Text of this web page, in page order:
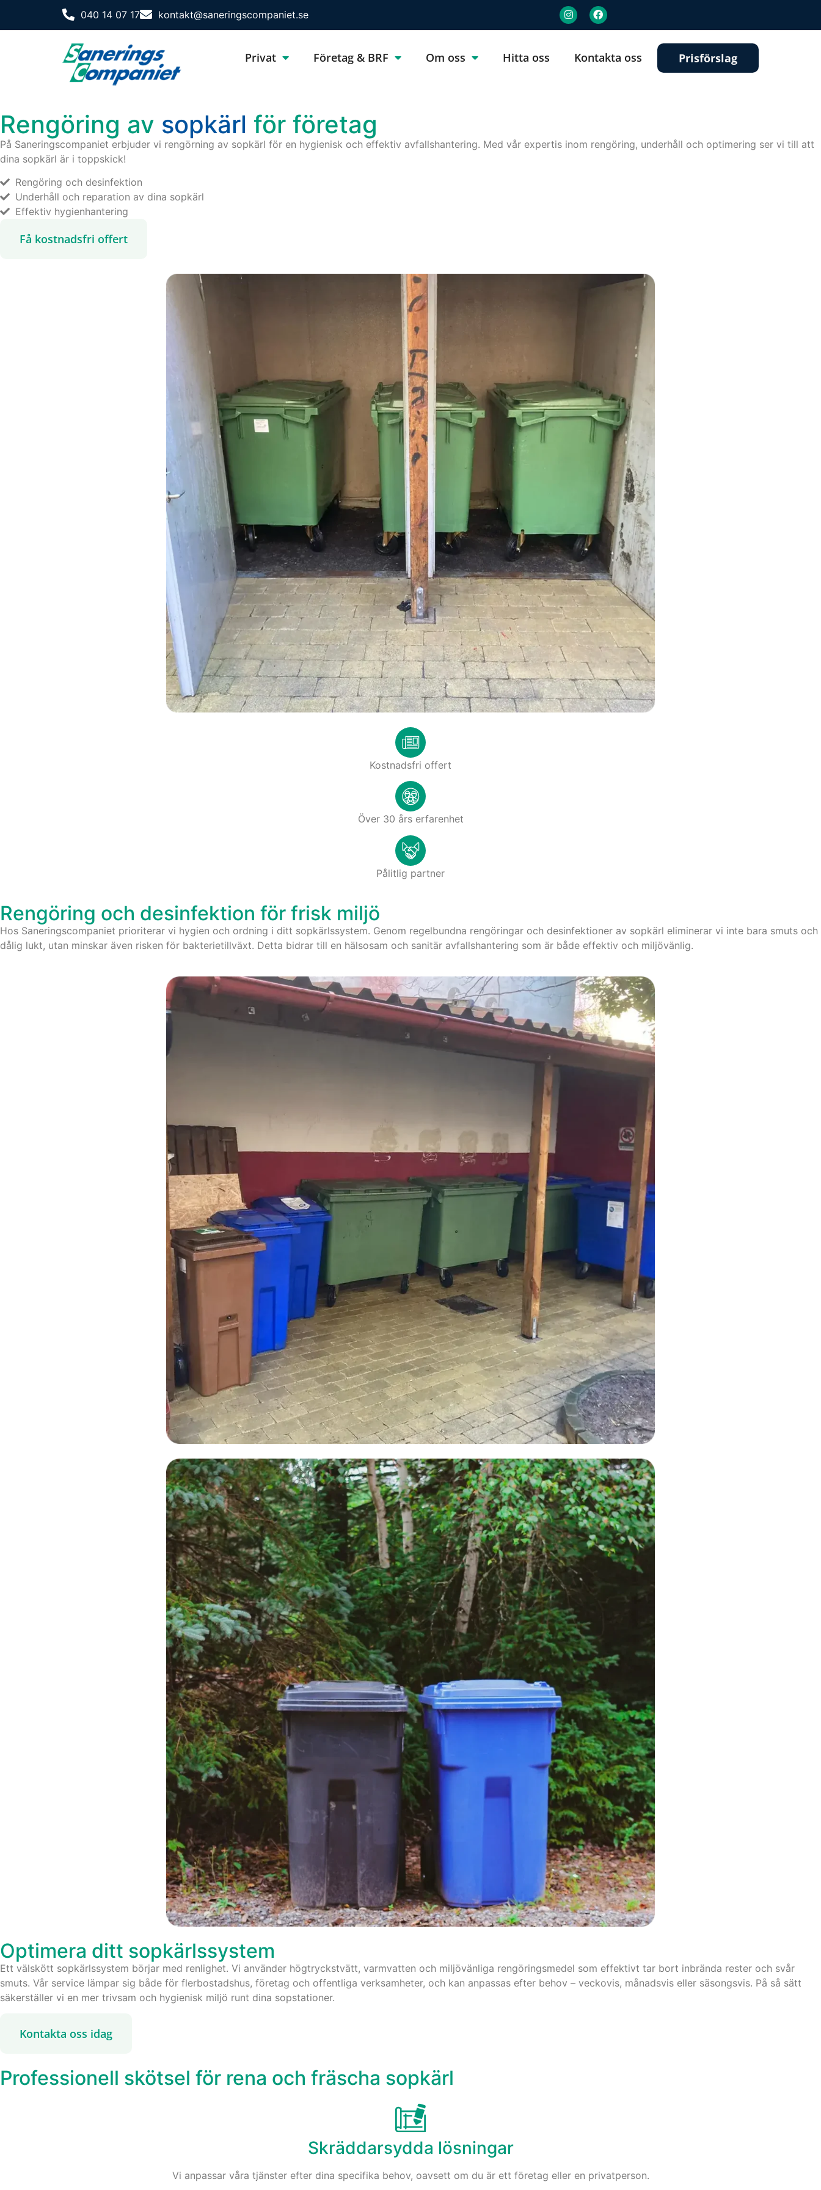
040 14 07 17 kontakt@saneringscompaniet.se
Privat Företag & BRF Om oss Hitta oss Kontakta oss Prisförslag
Rengöring av sopkärl för företag
På Saneringscompaniet erbjuder vi rengörning av sopkärl för en hygienisk och effektiv avfallshantering. Med vår expertis inom rengöring, underhåll och optimering ser vi till att
dina sopkärl är i toppskick!
Rengöring och desinfektion
Underhåll och reparation av dina sopkärl
Effektiv hygienhantering
Få kostnadsfri offert
Kostnadsfri offert
Över 30 års erfarenhet
Pålitlig partner
Rengöring och desinfektion för frisk miljö
Hos Saneringscompaniet prioriterar vi hygien och ordning i ditt sopkärlssystem. Genom regelbundna rengöringar och desinfektioner av sopkärl eliminerar vi inte bara smuts och
dålig lukt, utan minskar även risken för bakterietillväxt. Detta bidrar till en hälsosam och sanitär avfallshantering som är både effektiv och miljövänlig.
Optimera ditt sopkärlssystem
Ett välskött sopkärlssystem börjar med renlighet. Vi använder högtryckstvätt, varmvatten och miljövänliga rengöringsmedel som effektivt tar bort inbrända rester och svår
smuts. Vår service lämpar sig både för flerbostadshus, företag och offentliga verksamheter, och kan anpassas efter behov – veckovis, månadsvis eller säsongsvis. På så sätt
säkerställer vi en mer trivsam och hygienisk miljö runt dina sopstationer.
Kontakta oss idag
Professionell skötsel för rena och fräscha sopkärl
Skräddarsydda lösningar
Vi anpassar våra tjänster efter dina specifika behov, oavsett om du är ett företag eller en privatperson.